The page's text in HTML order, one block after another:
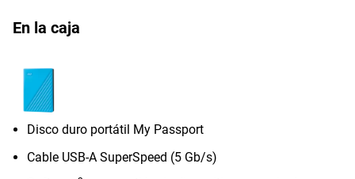
En la caja
Disco duro portátil My Passport
Cable USB-A SuperSpeed (5 Gb/s)